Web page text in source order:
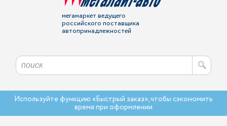
мегамаркет ведущего
российского поставщика
автопринадлежностей
Используйте функцию «Быстрый заказ», чтобы сэкономить
время при оформлении